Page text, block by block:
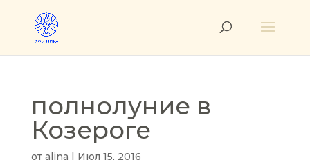
полнолуние в
Козероге
от alina | Июл 15, 2016